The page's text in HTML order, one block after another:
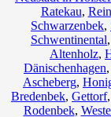
Ratekau,
Schwarzenbek,
Schwentinental,
Altenholz,
Dänischenhagen,
Ascheberg,
Bredenbek, Gettorf,
Rodenbek,